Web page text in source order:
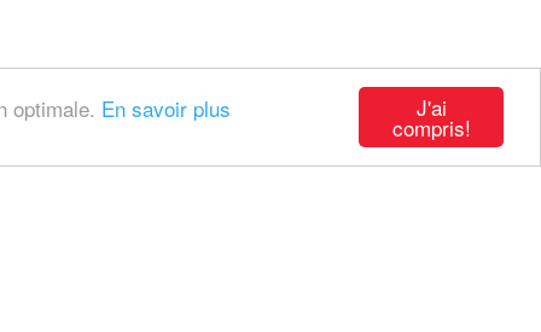
J'ai
compris!
optimale. En savoir plus